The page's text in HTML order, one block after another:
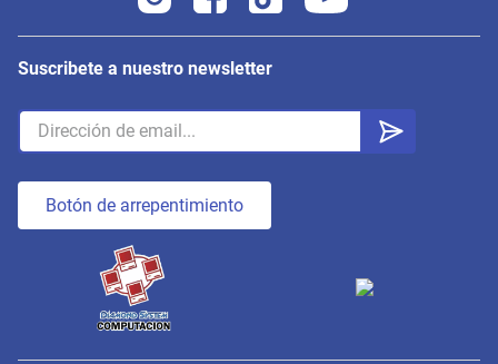
Suscribete a nuestro newsletter
Botón de arrepentimiento